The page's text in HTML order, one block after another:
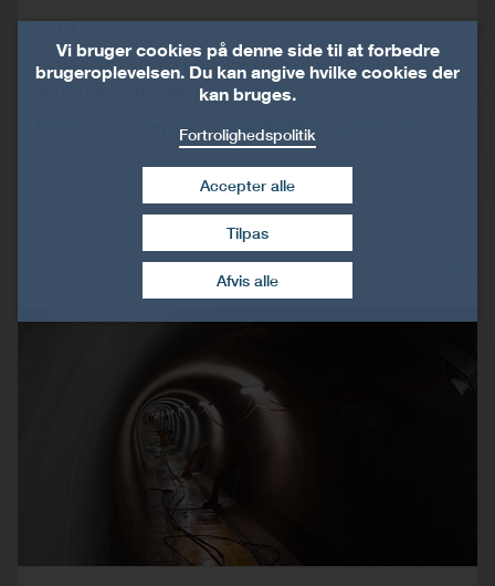
Statisk renovering (våd-sprøjte metoden) for
Patchwork repairs med ARMO-Systemet
Vi bruger cookies på denne side til at forbedre
brugeroplevelsen. Du kan angive hvilke cookies der
kan bruges.
Fortrolighedspolitik
Afvis alle
Accepter alle
Træk samtykke tilbage
Tilpas